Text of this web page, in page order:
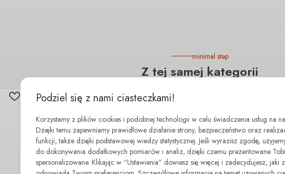
minimal step
Z tej samej kategorii
- 50.00 zł
Podziel się z nami ciasteczkami!
Korzystamy z plików cookies i podobnej technologii w celu świadczenia usług na
Dzięki temu zapewniamy prawidłowe działanie strony, bezpieczeństwo oraz
funkcji, także dzięki podstawowej wiedzy statystycznej. Jeśli wyrazisz zgodę,
do dokonywania dodatkowych pomiarów i analiz, dzięki czemu prezentowane
spersonalizowane. Klikając w “Ustawienia” dowiesz się więcej i zadecydujesz, jaki